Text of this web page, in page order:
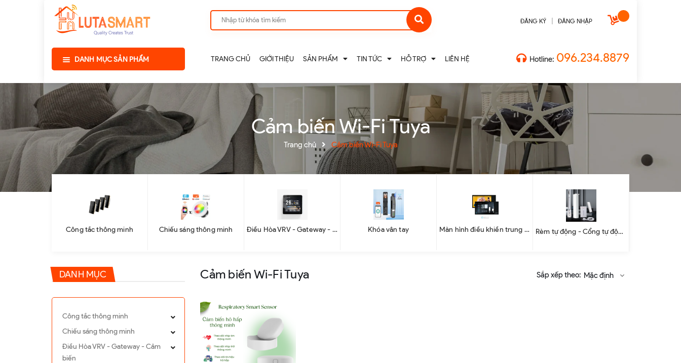
ĐĂNG KÝ ĐĂNG NHẬP
DANH MỤC SẢN PHẨM TRANG CHỦ GIỚI THIỆU SẢN PHẨM TIN TỨC HỖ TRỢ LIÊN HỆ Hotline: 096.234.8879
Cảm biến Wi-Fi Tuya
Trang chủ Cảm biến Wi-Fi Tuya
Công tắc thông minh Chiếu sáng thông minh Điều Hòa VRV - Gateway - Cảm biến Khóa vân tay Màn hình điều khiền trung tâm Rèm tự động - Cổng tự động
DANH MỤC
Công tắc thông minh
Chiếu sáng thông minh
Điều Hòa VRV - Gateway - Cảm
biến
Cảm biến Wi-Fi Tuya Sắp xếp theo: Mặc định